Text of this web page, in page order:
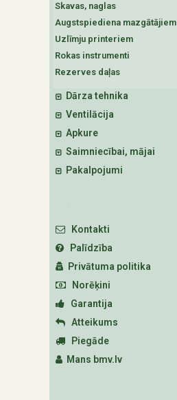
Skavas, naglas
Augstspiediena mazgātājiem
Uzlīmju printeriem
Rokas instrumenti
Rezerves daļas
Dārza tehnika
Ventilācija
Apkure
Saimniecībai, mājai
Pakalpojumi
Kontakti
Palīdzība
Privātuma politika
Norēķini
Garantija
Atteikums
Piegāde
Mans bmv.lv